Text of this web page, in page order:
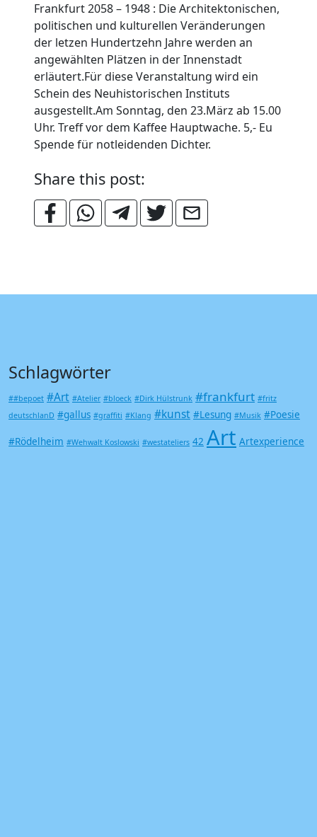
Frankfurt 2058 – 1948 : Die Architektonischen,
politischen und kulturellen Veränderungen
der letzen Hundertzehn Jahre werden an
angewählten Plätzen in der Innenstadt
erläutert.Für diese Veranstaltung wird ein
Schein des Neuhistorischen Instituts
ausgestellt.Am Sonntag, den 23.März ab 15.00
Uhr. Treff vor dem Kaffee Hauptwache. 5,- Eu
Spende für notleidenden Dichter.
Share this post:
Schlagwörter
##bepoet #Art #Atelier #bloeck #Dirk Hülstrunk #frankfurt #fritz
deutschlanD #gallus #graffiti #Klang #kunst #Lesung #Musik #Poesie
#Rödelheim #Wehwalt Koslowski #westateliers 42 Art Artexperience